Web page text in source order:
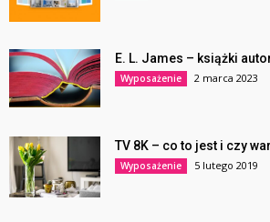
E. L. James – książki
Wyposażenie 2 marca 2023
TV 8K – co to jest i czy
Wyposażenie 5 lutego 2019